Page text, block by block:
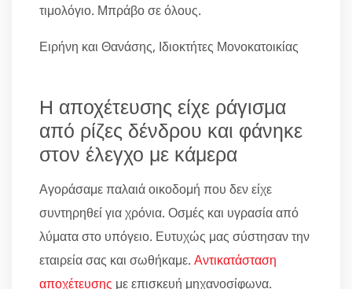
τιμολόγιο. Μπράβο σε όλους.
Ειρήνη και Θανάσης, Ιδιοκτήτες Μονοκατοικίας
Η αποχέτευσης είχε ράγισμα
από ρίζες δένδρου και φάνηκε
στον έλεγχο με κάμερα
Αγοράσαμε παλαιά οικοδομή που δεν είχε
συντηρηθεί για χρόνια. Οσμές και υγρασία από
λύματα στο υπόγειο. Ευτυχώς μας σύστησαν την
εταιρεία σας και σωθήκαμε. Αντικατάσταση
αποχέτευσης με επισκευή μηχανοσίφωνα.